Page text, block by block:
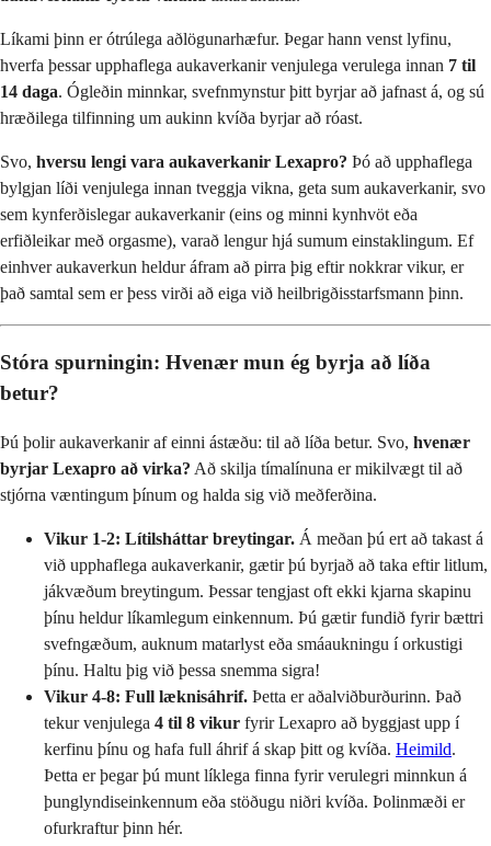
Líkami þinn er ótrúlega aðlögunarhæfur. Þegar hann venst lyfinu,
hverfa þessar upphaflega aukaverkanir venjulega verulega innan 7 til
14 daga. Ógleðin minnkar, svefnmynstur þitt byrjar að jafnast á, og sú
hræðilega tilfinning um aukinn kvíða byrjar að róast.
Svo, hversu lengi vara aukaverkanir Lexapro? Þó að upphaflega
bylgjan líði venjulega innan tveggja vikna, geta sum aukaverkanir, svo
sem kynferðislegar aukaverkanir (eins og minni kynhvöt eða
erfiðleikar með orgasme), varað lengur hjá sumum einstaklingum. Ef
einhver aukaverkun heldur áfram að pirra þig eftir nokkrar vikur, er
það samtal sem er þess virði að eiga við heilbrigðisstarfsmann þinn.
Stóra spurningin: Hvenær mun ég byrja að líða
betur?
Þú þolir aukaverkanir af einni ástæðu: til að líða betur. Svo, hvenær
byrjar Lexapro að virka? Að skilja tímalínuna er mikilvægt til að
stjórna væntingum þínum og halda sig við meðferðina.
Vikur 1-2: Lítilsháttar breytingar. Á meðan þú ert að takast á
við upphaflega aukaverkanir, gætir þú byrjað að taka eftir litlum,
jákvæðum breytingum. Þessar tengjast oft ekki kjarna skapinu
þínu heldur líkamlegum einkennum. Þú gætir fundið fyrir bættri
svefngæðum, auknum matarlyst eða smáaukningu í orkustigi
þínu. Haltu þig við þessa snemma sigra!
Vikur 4-8: Full læknisáhrif. Þetta er aðalviðburðurinn. Það
tekur venjulega 4 til 8 vikur fyrir Lexapro að byggjast upp í
kerfinu þínu og hafa full áhrif á skap þitt og kvíða. Heimild.
Þetta er þegar þú munt líklega finna fyrir verulegri minnkun á
þunglyndiseinkennum eða stöðugu niðri kvíða. Þolinmæði er
ofurkraftur þinn hér.